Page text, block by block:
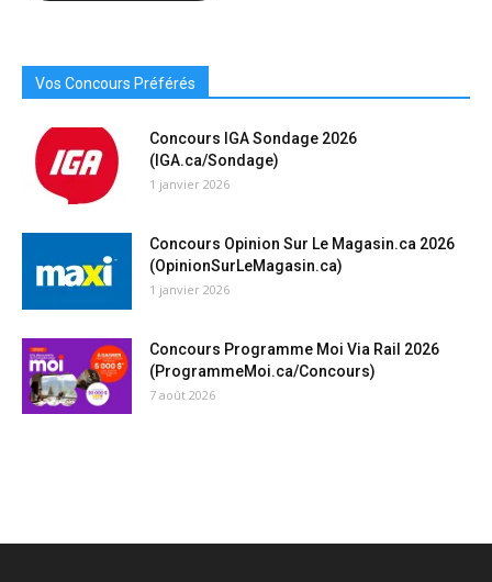
Vos Concours Préférés
Concours IGA Sondage 2026
(IGA.ca/Sondage)
1 janvier 2026
Concours Opinion Sur Le Magasin.ca 2026
(OpinionSurLeMagasin.ca)
1 janvier 2026
Concours Programme Moi Via Rail 2026
(ProgrammeMoi.ca/Concours)
7 août 2026